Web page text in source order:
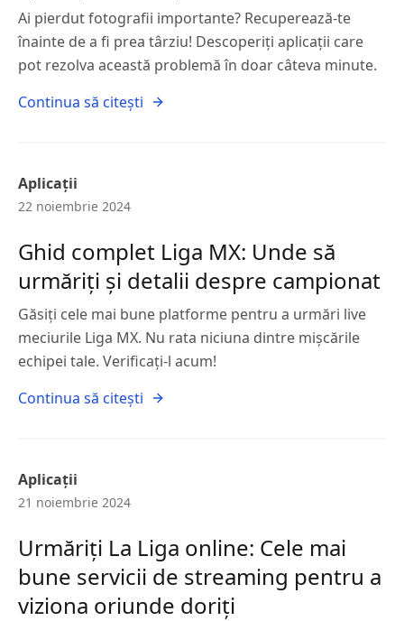
Ai pierdut fotografii importante? Recuperează-te
înainte de a fi prea târziu! Descoperiți aplicații care
pot rezolva această problemă în doar câteva minute.
Continua să citești
Aplicații
22 noiembrie 2024
Ghid complet Liga MX: Unde să
urmăriți și detalii despre campionat
Găsiți cele mai bune platforme pentru a urmări live
meciurile Liga MX. Nu rata niciuna dintre mișcările
echipei tale. Verificați-l acum!
Continua să citești
Aplicații
21 noiembrie 2024
Urmăriți La Liga online: Cele mai
bune servicii de streaming pentru a
viziona oriunde doriți